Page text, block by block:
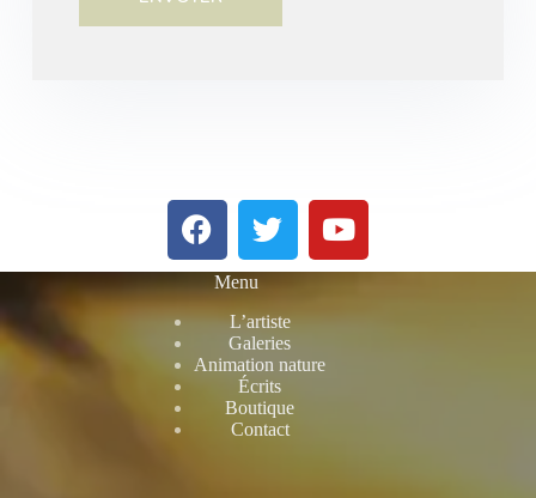
Menu
L’artiste
Galeries
Animation nature
Écrits
Boutique
Contact